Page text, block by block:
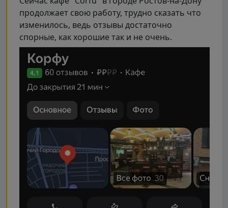
продолжает свою работу, трудно сказать что
изменилось, ведь отзывы достаточно
спорные, как хорошие так и не очень.